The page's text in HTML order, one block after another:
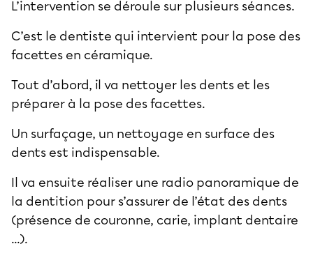
L’intervention se déroule sur plusieurs séances.
C’est le dentiste qui intervient pour la pose des
facettes en céramique.
Tout d’abord, il va nettoyer les dents et les
préparer à la pose des facettes.
Un surfaçage, un nettoyage en surface des
dents est indispensable.
Il va ensuite réaliser une radio panoramique de
la dentition pour s’assurer de l’état des dents
(présence de couronne, carie, implant dentaire
...).